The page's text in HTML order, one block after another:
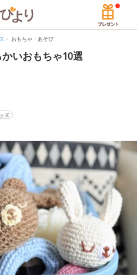
おもちゃ・あそび
いおもちゃ10選
ズ